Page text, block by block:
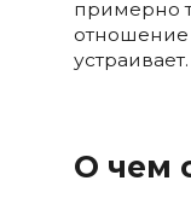
примерно
отношение
О чем